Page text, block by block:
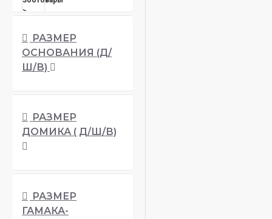
Зоотовары > Лежаки и
кровати
Когтеточки столбики,
настенные
Когтеточки, Домики,
РАЗМЕР
ОСНОВАНИЯ (Д/
Ш/В)
РАЗМЕР
ДОМИКА ( Д/Ш/В)
РАЗМЕР
ГАМАКА-